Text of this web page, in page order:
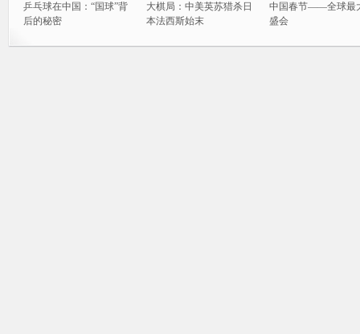
乒乓球在中国：“国球”背
后的秘密
大棋局：中美英苏猎杀日
本法西斯始末
中国春节——全球最
盛会